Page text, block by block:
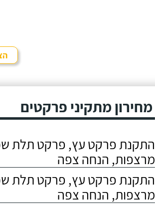
מחירון מתקיני פרקטים
התקנת פרקט עץ, פרקט תלת
מרצפות, הנחה צפה
התקנת פרקט עץ, פרקט תלת
מרצפות, הנחה צפה